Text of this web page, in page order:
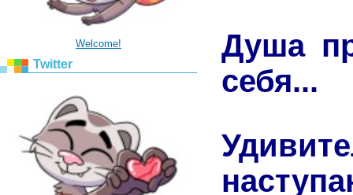
Welcome!
Twitter
Душа
себя...